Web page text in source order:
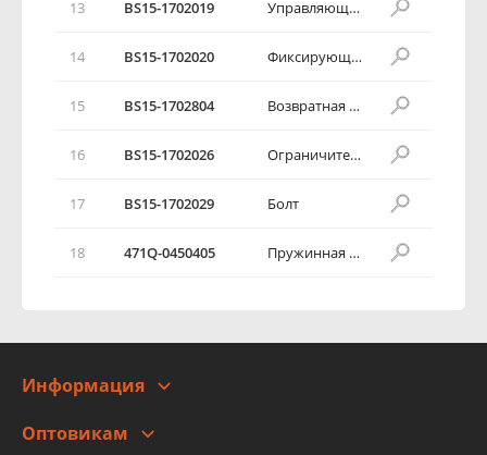
13 BS15-1702019 Управляющий рычаг
14 BS15-1702020 Фиксирующий шплинт
15 BS15-1702804 Возвратная пружина нейтральной передачи в сборе
16 BS15-1702026 Ограничительный кронштейн
17 BS15-1702029 Болт
18 471Q-0450405 Пружинная шайба
Информация
Адреса
Оптовикам